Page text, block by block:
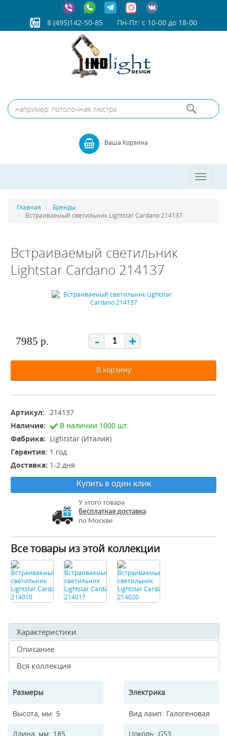
8 (495)142-50-85 Пн-Пт: с 10-00 до 18-00
Ваша Корзина
Toggle
Главная
Бренды
Встраиваемый светильник Lightstar Cardano 214137
Встраиваемый светильник
Lightstar Cardano 214137
7985 р. - +
В корзину
Артикул: 214137
Наличие:
В наличии 1000 шт.
Фабрика: Lightstar (Италия)
Гарантия: 1 год
Доставка: 1-2 дня
Купить в один клик
У этого товара
бесплатная доставка
по Москве
Все товары из этой коллекции
Характеристики
Описание
Вся коллекция
Размеры
Высота, мм 5
Длина, мм 185
Электрика
Вид ламп Галогеновая
Цоколь G53